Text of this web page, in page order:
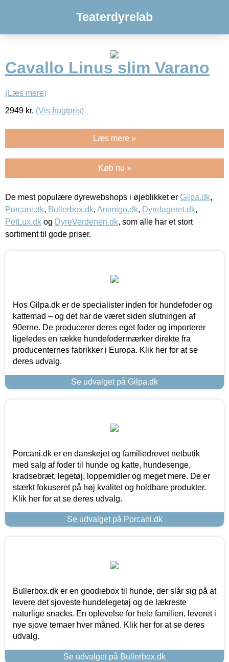
Teaterdyrelab
Cavallo Linus slim Varano
(Læs mere)
2949 kr. (Vis fragtpris)
Læs mere »
Køb nu »
De mest populære dyrewebshops i øjeblikket er Gilpa.dk,
Porcani.dk, Bullerbox.dk, Animigo.dk, Dyrelageret.dk,
PetLux.dk og DyreVerdenen.dk, som alle har et stort
sortiment til gode priser.
Hos Gilpa.dk er de specialister inden for hundefoder og
kattemad – og det har de været siden slutningen af
90erne. De producerer deres eget foder og importerer
ligeledes en række hundefodermærker direkte fra
producenternes fabrikker i Europa. Klik her for at se
deres udvalg.
Se udvalget på Gilpa.dk
Porcani.dk er en danskejet og familiedrevet netbutik
med salg af foder til hunde og katte, hundesenge,
kradsebræt, legetøj, loppemidler og meget mere. De er
stærkt fokuseret på høj kvalitet og holdbare produkter.
Klik her for at se deres udvalg.
Se udvalget på Porcani.dk
Bullerbox.dk er en goodiebox til hunde, der slår sig på at
levere det sjoveste hundelegetøj og de lækreste
naturlige snacks. En oplevelse for hele familien, leveret i
nye sjove temaer hver måned. Klik her for at se deres
udvalg.
Se udvalget på Bullerbox.dk